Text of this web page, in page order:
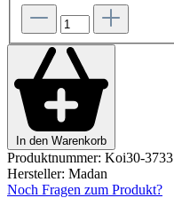
In den Warenkorb
Produktnummer: Koi30-3733
Hersteller: Madan
Noch Fragen zum Produkt?